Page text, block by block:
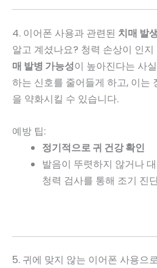
4. 이어폰 사용과 관련된 치매 발
알고 계셨나요? 청력 손상이 인
매 발병 가능성이 높아진다는 사
하는 신호를 줄어들게 하고, 이는
을 약화시킬 수 있습니다.
예방 팁:
정기적으로 귀 건강 확인
발음이 뚜렷하지 않거나
청력 검사를 통해 조기 진
5. 귀에 맞지 않는 이어폰 사용으